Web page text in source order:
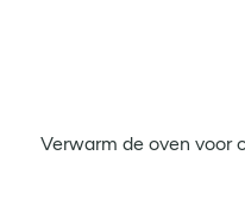
Verwarm de oven voor